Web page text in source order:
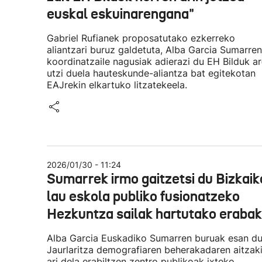
euskal eskuinarengana"
Gabriel Rufianek proposatutako ezkerreko
aliantzari buruz galdetuta, Alba Garcia Sumarren
koordinatzaile nagusiak adierazi du EH Bilduk
utzi duela hauteskunde-aliantza bat egitekotan
EAJrekin elkartuko litzatekeela.
2026/01/30 - 11:24
Sumarrek irmo gaitzetsi du
lau eskola publiko fusionatzeko
Hezkuntza sailak hartutako
Alba Garcia Euskadiko Sumarren buruak esan du
Jaurlaritza demografiaren beherakadaren